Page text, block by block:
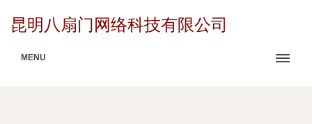
昆明八扇门网络科技有限公司
MENU